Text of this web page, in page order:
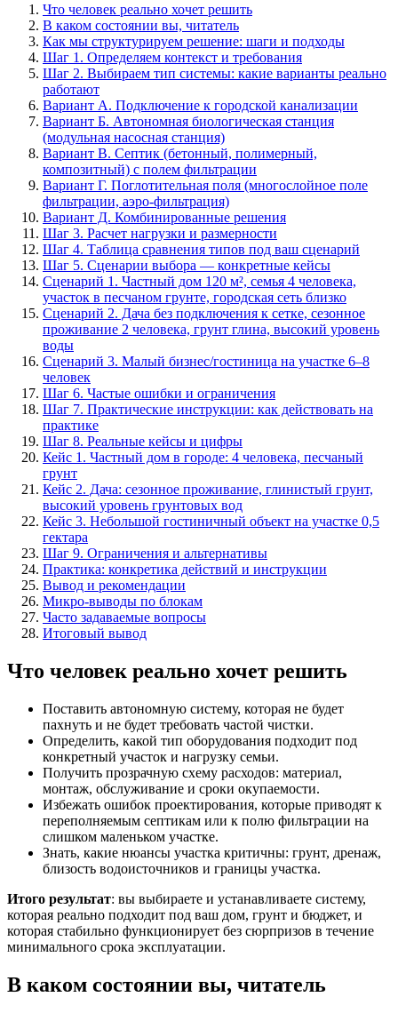
Что человек реально хочет решить
В каком состоянии вы, читатель
Как мы структурируем решение: шаги и подходы
Шаг 1. Определяем контекст и требования
Шаг 2. Выбираем тип системы: какие варианты реально
работают
Вариант А. Подключение к городской канализации
Вариант Б. Автономная биологическая станция
(модульная насосная станция)
Вариант В. Септик (бетонный, полимерный,
композитный) с полем фильтрации
Вариант Г. Поглотительная поля (многослойное поле
фильтрации, аэро-фильтрация)
Вариант Д. Комбинированные решения
Шаг 3. Расчет нагрузки и размерности
Шаг 4. Таблица сравнения типов под ваш сценарий
Шаг 5. Сценарии выбора — конкретные кейсы
Сценарий 1. Частный дом 120 м², семья 4 человека,
участок в песчаном грунте, городская сеть близко
Сценарий 2. Дача без подключения к сетке, сезонное
проживание 2 человека, грунт глина, высокий уровень
воды
Сценарий 3. Малый бизнес/гостиница на участке 6–8
человек
Шаг 6. Частые ошибки и ограничения
Шаг 7. Практические инструкции: как действовать на
практике
Шаг 8. Реальные кейсы и цифры
Кейс 1. Частный дом в городе: 4 человека, песчаный
грунт
Кейс 2. Дача: сезонное проживание, глинистый грунт,
высокий уровень грунтовых вод
Кейс 3. Небольшой гостиничный объект на участке 0,5
гектара
Шаг 9. Ограничения и альтернативы
Практика: конкретика действий и инструкции
Вывод и рекомендации
Микро-выводы по блокам
Часто задаваемые вопросы
Итоговый вывод
Что человек реально хочет решить
Поставить автономную систему, которая не будет
пахнуть и не будет требовать частой чистки.
Определить, какой тип оборудования подходит под
конкретный участок и нагрузку семьи.
Получить прозрачную схему расходов: материал,
монтаж, обслуживание и сроки окупаемости.
Избежать ошибок проектирования, которые приводят к
переполняемым септикам или к полю фильтрации на
слишком маленьком участке.
Знать, какие нюансы участка критичны: грунт, дренаж,
близость водоисточников и границы участка.
Итого результат: вы выбираете и устанавливаете систему,
которая реально подходит под ваш дом, грунт и бюджет, и
которая стабильно функционирует без сюрпризов в течение
минимального срока эксплуатации.
В каком состоянии вы, читатель